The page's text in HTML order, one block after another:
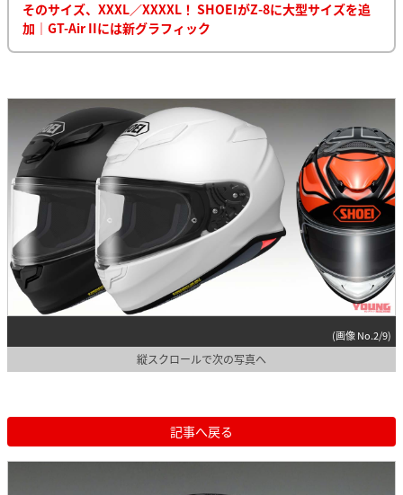
そのサイズ、XXXL／XXXXL！ SHOEIがZ-8に大型サイズを追
加｜GT-Air IIには新グラフィック
(画像 No.2/9)
縦スクロールで次の写真へ
記事へ戻る